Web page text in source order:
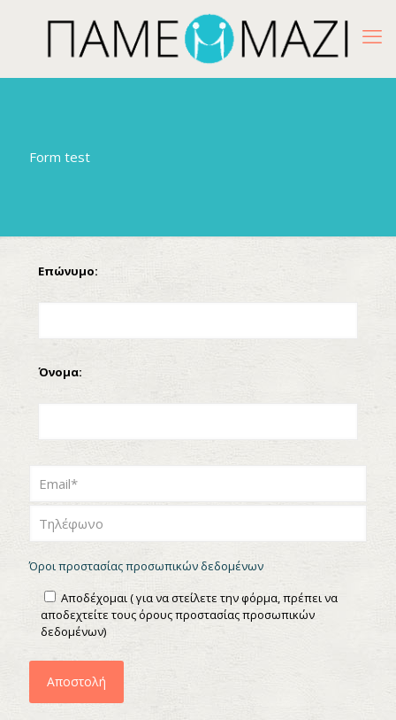
Form test
Επώνυμο:
Όνομα:
Όροι προστασίας προσωπικών δεδομένων
Αποδέχομαι ( για να στείλετε την φόρμα, πρέπει να
αποδεχτείτε τους όρους προστασίας προσωπικών
δεδομένων)